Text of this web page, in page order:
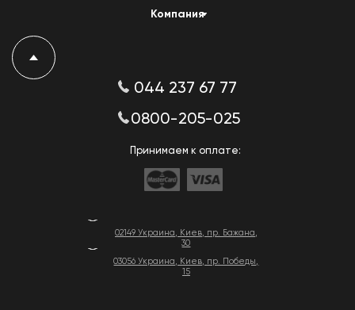
02149 Украина, Киев, пр. Бажана,
30
03056 Украина, Киев, пр. Победы,
15
Компания
044 237 67 77
0800-205-025
Принимаем к оплате: